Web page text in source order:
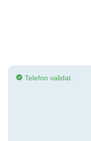
Telefon validat